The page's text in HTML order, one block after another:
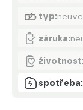
typ:
záruka:
životnost:
spotřeba: